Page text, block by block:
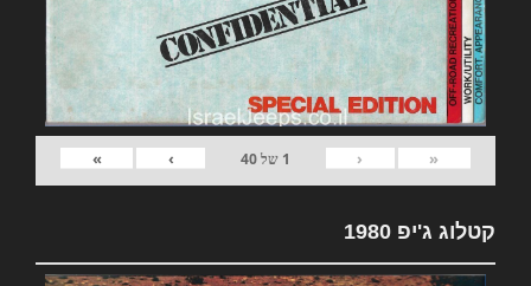
«
‹
1 של40
›
»
קטלוג ג'יפ 1980